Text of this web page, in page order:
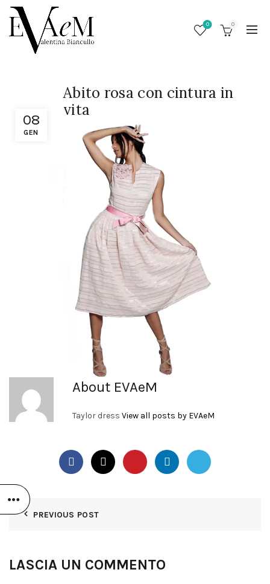
0 0
08
GEN
Abito rosa con cintura in
vita
About EVAeM
Taylor dress View all posts by EVAeM
PREVIOUS POST
LASCIA UN COMMENTO